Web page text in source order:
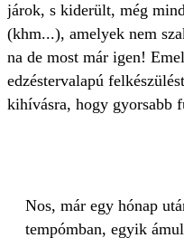
járok, s kiderült, még
(khm...), amelyek nem
na de most már igen!
edzéstervalapú
kihívásra, hogy gyorsabb
Nos, már egy hónap
tempómban, egyik